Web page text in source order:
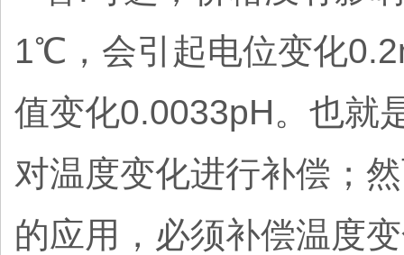
1℃，会引起电位变化
值变化0.0033pH。也就
对温度变化进行补偿；
的应用，必须补偿温度